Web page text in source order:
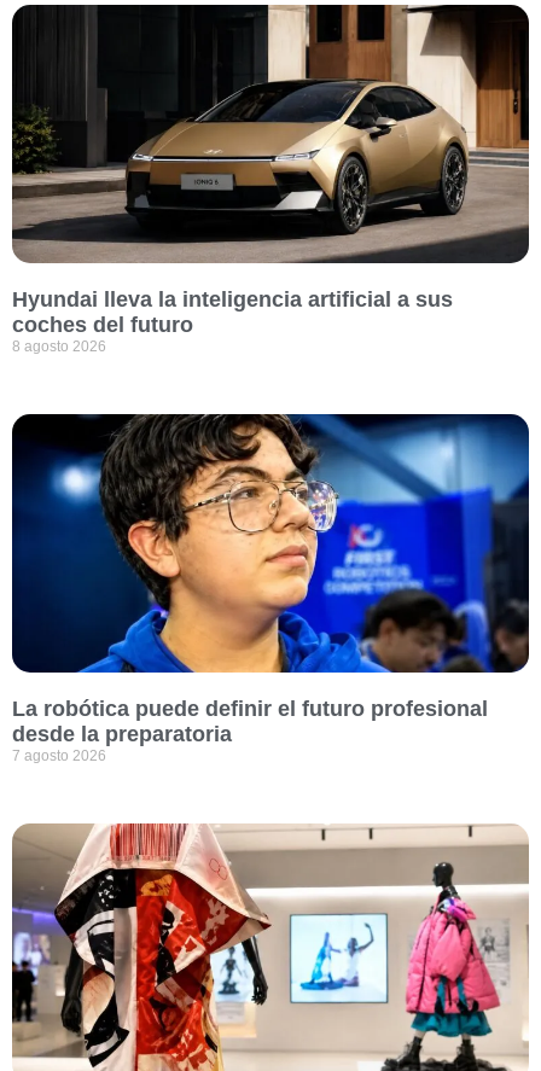
Hyundai lleva la inteligencia artificial a sus
coches del futuro
8 agosto 2026
La robótica puede definir el futuro profesional
desde la preparatoria
7 agosto 2026